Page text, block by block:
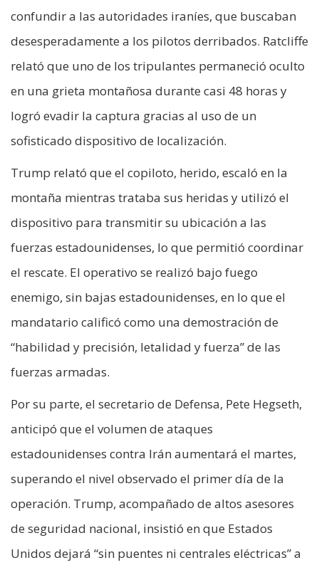
confundir a las autoridades iraníes, que buscaban
desesperadamente a los pilotos derribados. Ratcliffe
relató que uno de los tripulantes permaneció oculto
en una grieta montañosa durante casi 48 horas y
logró evadir la captura gracias al uso de un
sofisticado dispositivo de localización.
Trump relató que el copiloto, herido, escaló en la
montaña mientras trataba sus heridas y utilizó el
dispositivo para transmitir su ubicación a las
fuerzas estadounidenses, lo que permitió coordinar
el rescate. El operativo se realizó bajo fuego
enemigo, sin bajas estadounidenses, en lo que el
mandatario calificó como una demostración de
“habilidad y precisión, letalidad y fuerza” de las
fuerzas armadas.
Por su parte, el secretario de Defensa, Pete Hegseth,
anticipó que el volumen de ataques
estadounidenses contra Irán aumentará el martes,
superando el nivel observado el primer día de la
operación. Trump, acompañado de altos asesores
de seguridad nacional, insistió en que Estados
Unidos dejará “sin puentes ni centrales eléctricas” a